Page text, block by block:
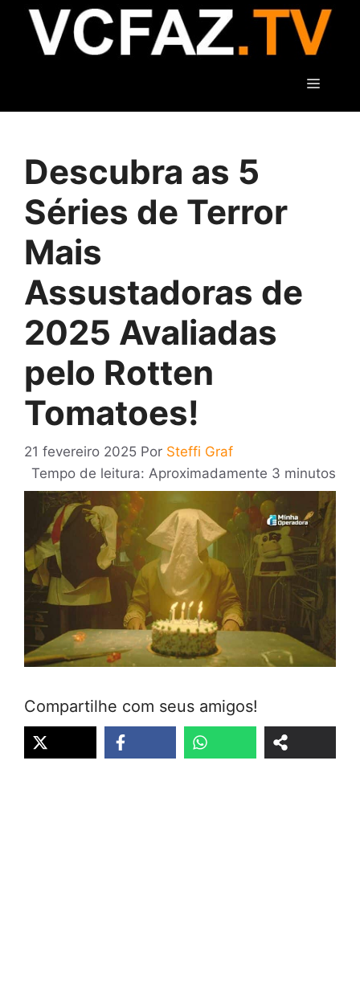
Pular
Menu
Descubra as 5
Séries de Terror
Mais
Assustadoras de
2025 Avaliadas
pelo Rotten
Tomatoes!
21 fevereiro 2025
Tempo de leitura: Aproximadamente 3 minutos
Por Steffi Graf
Compartilhe com seus amigos!